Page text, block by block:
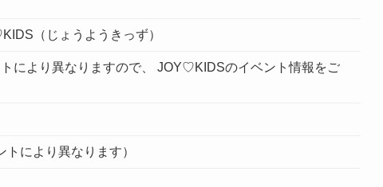
（じょうようきっず）
により異なりますので、 JOY♡KIDSのイベント情報をご
により異なります）